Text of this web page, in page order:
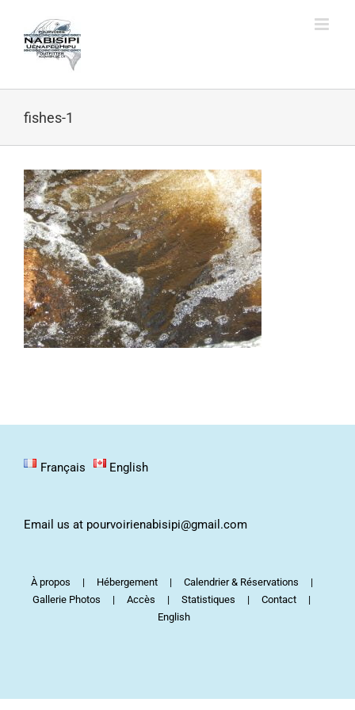
content
fishes-1
Français English
Email us at pourvoirienabisipi@gmail.com
À propos Hébergement
Calendrier & Réservations
Gallerie Photos
Accès Statistiques
Contact
English